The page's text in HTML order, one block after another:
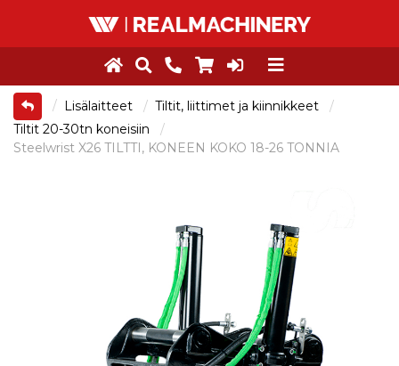
Lisälaitteet
Tiltit, liittimet ja kiinnikkeet
Tiltit 20-30tn koneisiin
Steelwrist X26 TILTTI, KONEEN KOKO 18-26 TONNIA